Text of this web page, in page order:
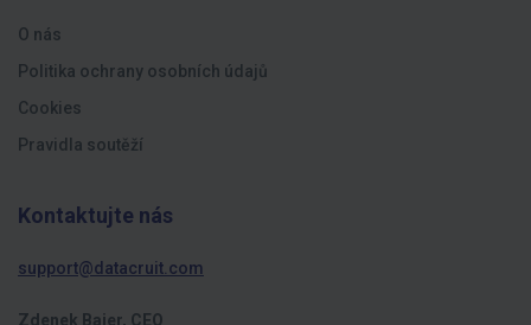
O nás
Politika ochrany osobních údajů
Cookies
Pravidla soutěží
Kontaktujte nás
support@datacruit.com
Zdenek Bajer, CEO